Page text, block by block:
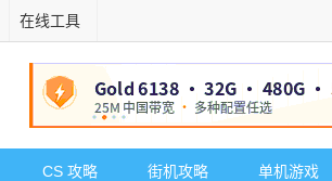
在线工具
CS 攻略 街机攻略 单机游戏